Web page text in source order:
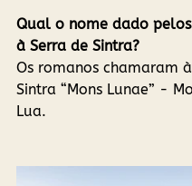
Qual o nome dado
à Serra de Sintra?
Os romanos chamaram
Sintra “Mons Lunae” -
Lua.